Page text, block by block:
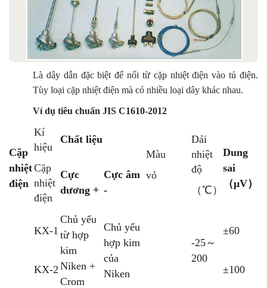
Là dây dẫn đặc biệt để nối từ cặp nhiệt điện vào tủ điện.
Tùy loại cặp nhiệt điện mà có nhiều loại dây khác nhau.
Ví dụ tiêu chuẩn JIS C1610-2012
Cặp
nhiệt
điện
Kí
hiệu
Cặp
nhiệt
điện
Chất liệu
Màu
vỏ
Dải
nhiệt
độ
（℃）
Dung
sai
（μV）
Cực
dương +
Cực âm
-
KX-1
Chủ yếu
từ hợp
kim
Niken +
Crom
Chủ yếu
hợp kim
của
Niken
-25～
200
±60
KX-2 ±100